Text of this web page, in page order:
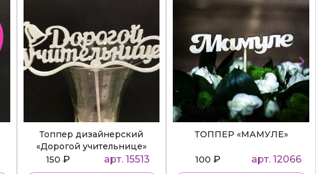
Топпер дизайнерский
«Дорогой учительнице»
150₽ арт. 15513
ТОППЕР «МАМУЛЕ»
100₽ арт. 12066